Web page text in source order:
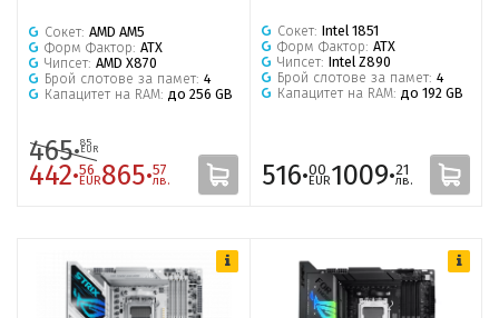
Сокет: AMD AM5
Форм Фактор: ATX
Чипсет: AMD X870
Брой слотове за памет: 4
Капацитет на RAM: до 256 GB
465·85
EUR
442·56
EUR865·57
лв.
Сокет: Intel 1851
Форм Фактор: ATX
Чипсет: Intel Z890
Брой слотове за памет: 4
Капацитет на RAM: до 192 GB
516·00
EUR1009·21
лв.